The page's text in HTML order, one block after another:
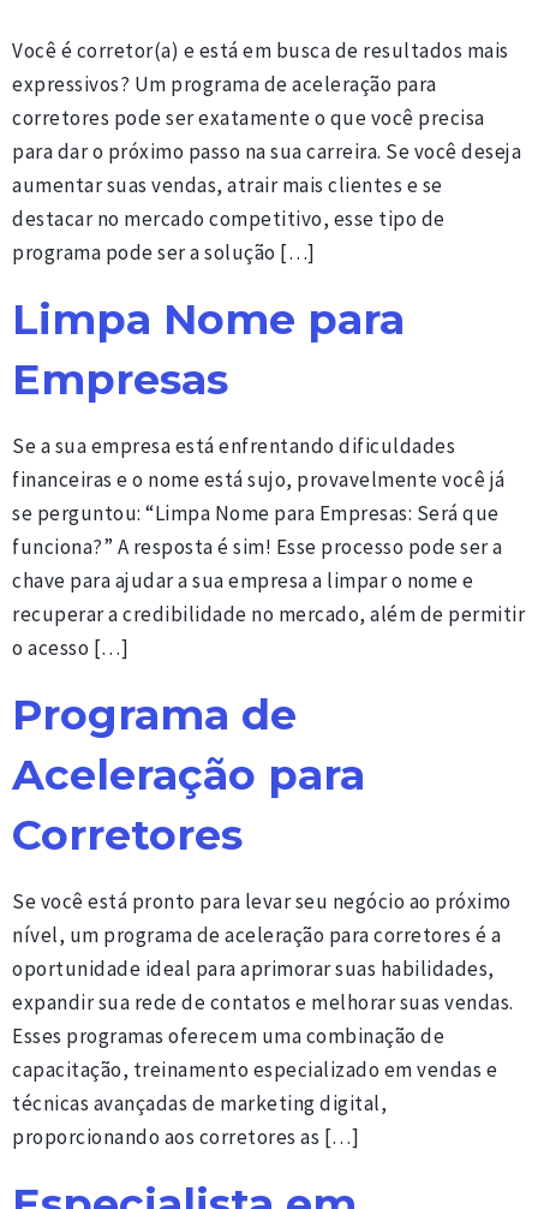
Você é corretor(a) e está em busca de resultados mais
expressivos? Um programa de aceleração para
corretores pode ser exatamente o que você precisa
para dar o próximo passo na sua carreira. Se você deseja
aumentar suas vendas, atrair mais clientes e se
destacar no mercado competitivo, esse tipo de
programa pode ser a solução […]
Limpa Nome para
Empresas
Se a sua empresa está enfrentando dificuldades
financeiras e o nome está sujo, provavelmente você já
se perguntou: “Limpa Nome para Empresas: Será que
funciona?” A resposta é sim! Esse processo pode ser a
chave para ajudar a sua empresa a limpar o nome e
recuperar a credibilidade no mercado, além de permitir
o acesso […]
Programa de
Aceleração para
Corretores
Se você está pronto para levar seu negócio ao próximo
nível, um programa de aceleração para corretores é a
oportunidade ideal para aprimorar suas habilidades,
expandir sua rede de contatos e melhorar suas vendas.
Esses programas oferecem uma combinação de
capacitação, treinamento especializado em vendas e
técnicas avançadas de marketing digital,
proporcionando aos corretores as […]